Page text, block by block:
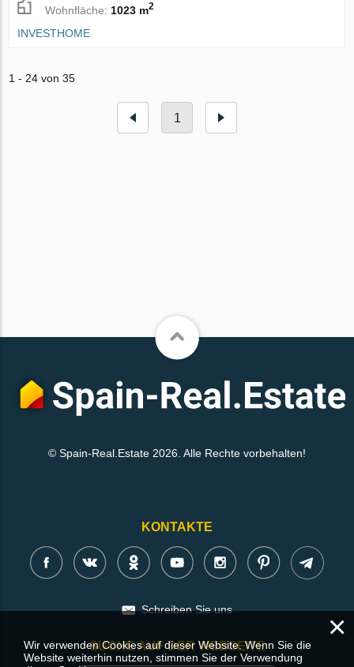
Wohnfläche: 1023 m2
INVESTHOME
1 - 24 von 35
1
© Spain-Real.Estate 2026. Alle Rechte vorbehalten!
KONTAKTE
Schreiben Sie uns
SUCHE AUF DER WEBSEITE
×
Wir verwenden Cookies auf dieser Website. Wenn Sie die
Website weiterhin nutzen, stimmen Sie der Verwendung